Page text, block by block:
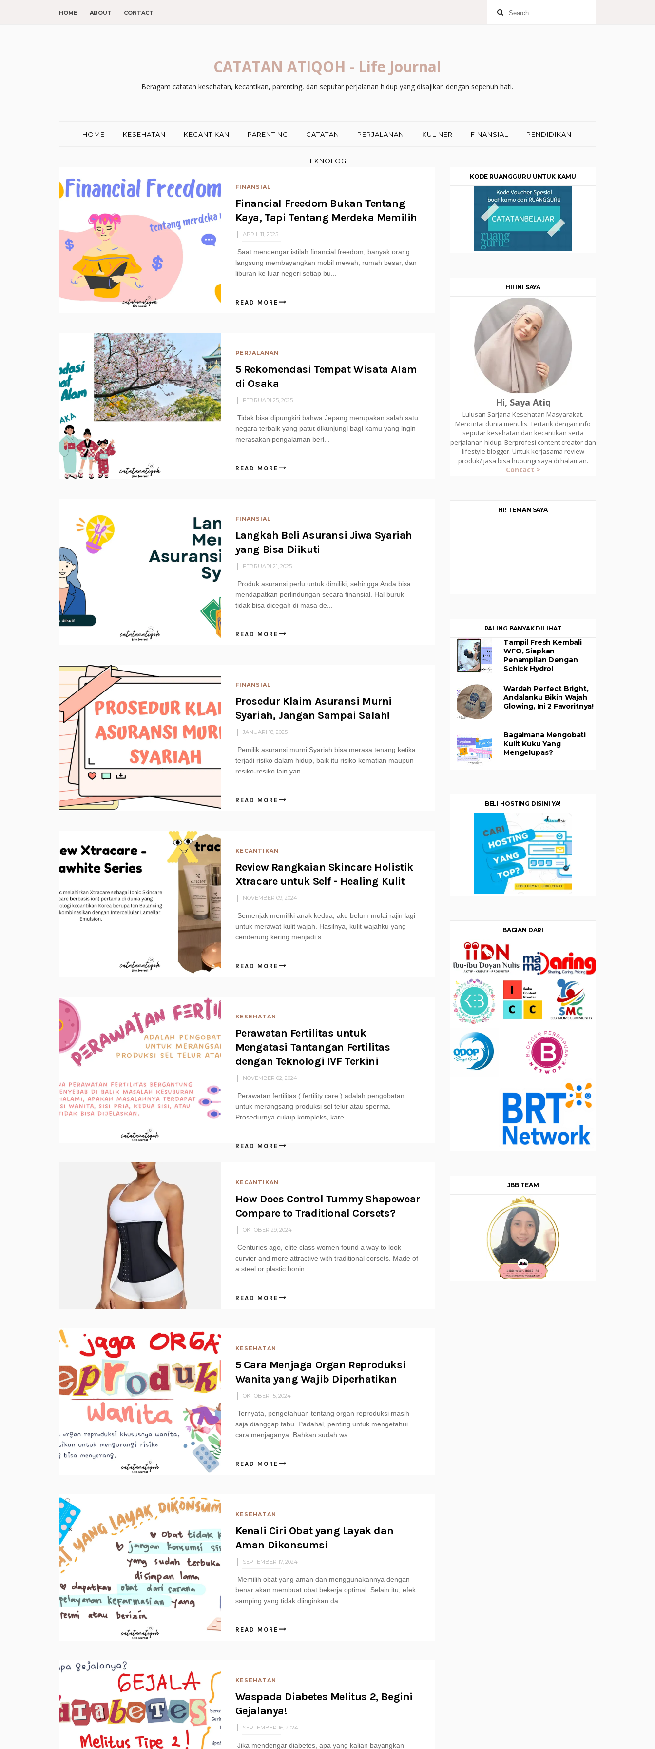
HOME ABOUT CONTACT
CATATAN ATIQOH - Life Journal
Beragam catatan kesehatan, kecantikan, parenting, dan seputar perjalanan hidup yang disajikan dengan sepenuh hati.
HOME KESEHATAN KECANTIKAN PARENTING CATATAN PERJALANAN KULINER FINANSIAL PENDIDIKAN
TEKNOLOGI
FINANSIAL
Financial Freedom Bukan Tentang
Kaya, Tapi Tentang Merdeka Memilih
APRIL 11, 2025
Saat mendengar istilah financial freedom, banyak orang
langsung membayangkan mobil mewah, rumah besar, dan
liburan ke luar negeri setiap bu...
READ MORE
PERJALANAN
5 Rekomendasi Tempat Wisata Alam
di Osaka
FEBRUARI 25, 2025
Tidak bisa dipungkiri bahwa Jepang merupakan salah satu
negara terbaik yang patut dikunjungi bagi kamu yang ingin
merasakan pengalaman berl...
READ MORE
FINANSIAL
Langkah Beli Asuransi Jiwa Syariah
yang Bisa Diikuti
FEBRUARI 21, 2025
Produk asuransi perlu untuk dimiliki, sehingga Anda bisa
mendapatkan perlindungan secara finansial. Hal buruk
tidak bisa dicegah di masa de...
READ MORE
FINANSIAL
Prosedur Klaim Asuransi Murni
Syariah, Jangan Sampai Salah!
JANUARI 18, 2025
Pemilik asuransi murni Syariah bisa merasa tenang ketika
terjadi risiko dalam hidup, baik itu risiko kematian maupun
resiko-resiko lain yan...
READ MORE
KECANTIKAN
Review Rangkaian Skincare Holistik
Xtracare untuk Self - Healing Kulit
NOVEMBER 09, 2024
Semenjak memiliki anak kedua, aku belum mulai rajin lagi
untuk merawat kulit wajah. Hasilnya, kulit wajahku yang
cenderung kering menjadi s...
READ MORE
KESEHATAN
Perawatan Fertilitas untuk
Mengatasi Tantangan Fertilitas
dengan Teknologi IVF Terkini
NOVEMBER 02, 2024
Perawatan fertilitas ( fertility care ) adalah pengobatan
untuk merangsang produksi sel telur atau sperma.
Prosedurnya cukup kompleks, kare...
READ MORE
KECANTIKAN
How Does Control Tummy Shapewear
Compare to Traditional Corsets?
OKTOBER 29, 2024
Centuries ago, elite class women found a way to look
curvier and more attractive with traditional corsets. Made of
a steel or plastic bonin...
READ MORE
KESEHATAN
5 Cara Menjaga Organ Reproduksi
Wanita yang Wajib Diperhatikan
OKTOBER 15, 2024
Ternyata, pengetahuan tentang organ reproduksi masih
saja dianggap tabu. Padahal, penting untuk mengetahui
cara menjaganya. Bahkan sudah wa...
READ MORE
KESEHATAN
Kenali Ciri Obat yang Layak dan
Aman Dikonsumsi
SEPTEMBER 17, 2024
Memilih obat yang aman dan menggunakannya dengan
benar akan membuat obat bekerja optimal. Selain itu, efek
samping yang tidak diinginkan da...
READ MORE
KESEHATAN
Waspada Diabetes Melitus 2, Begini
Gejalanya!
SEPTEMBER 16, 2024
Jika mendengar diabetes, apa yang kalian bayangkan
KODE RUANGGURU UNTUK KAMU
HI! INI SAYA
Hi, Saya Atiq
Lulusan Sarjana Kesehatan Masyarakat.
Mencintai dunia menulis. Tertarik dengan info
seputar kesehatan dan kecantikan serta
perjalanan hidup. Berprofesi content creator dan
lifestyle blogger. Untuk kerjasama review
produk/ jasa bisa hubungi saya di halaman.
Contact >
HI! TEMAN SAYA
PALING BANYAK DILIHAT
Tampil Fresh Kembali
WFO, Siapkan
Penampilan Dengan
Schick Hydro!
Wardah Perfect Bright,
Andalanku Bikin Wajah
Glowing, Ini 2 Favoritnya!
Bagaimana Mengobati
Kulit Kuku Yang
Mengelupas?
BELI HOSTING DISINI YA!
BAGIAN DARI
JBB TEAM